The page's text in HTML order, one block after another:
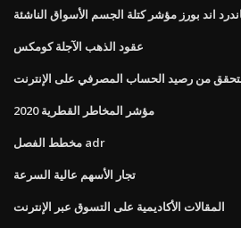
اند بورز مؤشر كتلة الجسم الأسواق الناشئة
عقود الذهب الآجلة كومكس
من رصيد الحساب المصرفي على الإنترنت
مؤشر المخاطر القطرية 2020
مخطط الفصل adr
تجار الأسهم عالية السرعة
المقالات الأكاديمية على التسوق عبر الإنترنت